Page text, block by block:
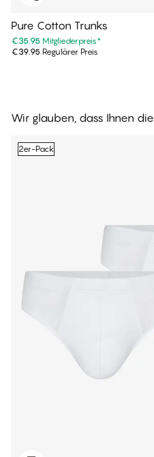
Pure Cotton Trunks
€35.95 Mitgliederpreis*
€39.95 Regulärer Preis
Wir glauben, dass Ihnen
2er-Pack